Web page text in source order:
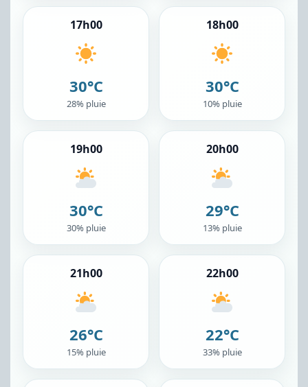
17h00
30°C
28% pluie
18h00
30°C
10% pluie
19h00
30°C
30% pluie
20h00
29°C
13% pluie
21h00
26°C
15% pluie
22h00
22°C
33% pluie